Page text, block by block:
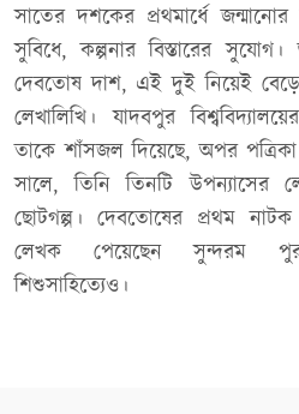
সাতের দশকের প্রথমার্ধে
সুবিধে, কল্পনার বিস্তারের সুযোগ।
দেবতোষ দাশ, এই দুই নিয়েই
লেখালিখি। যাদবপুর
তাকে শাঁসজল দিয়েছে, অপর
সালে, তিনি তিনটি উপন্যাসের
ছোটগল্প। দেবতোষের প্রথম
লেখক পেয়েছেন সুন্দরম
শিশুসাহিত্যেও।